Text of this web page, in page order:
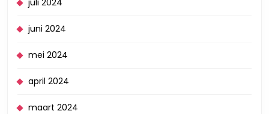
juli 2024
juni 2024
mei 2024
april 2024
maart 2024